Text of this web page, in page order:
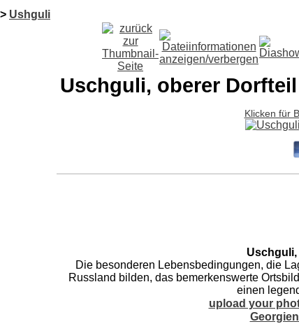
> Ushguli
Uschguli, oberer Dorfteil
Klicken für
Uschguli,
Die besonderen Lebensbedingungen, die
Russland bilden, das bemerkenswerte
einen
upload your